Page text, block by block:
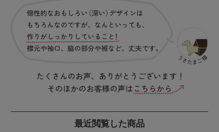
最近閲覧した商品